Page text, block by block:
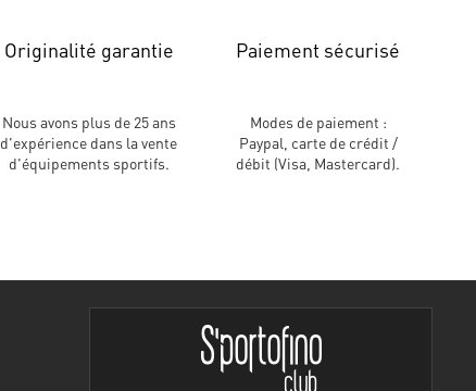
Originalité garantie
Nous avons plus de 25 ans
d'expérience dans la vente
d'équipements sportifs.
Paiement sécurisé
Modes de paiement :
Paypal, carte de crédit /
débit (Visa, Mastercard).